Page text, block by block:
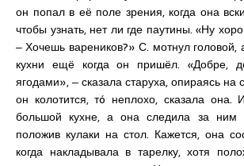
он попал в её поле зрения, когда она
чтобы узнать, нет ли где паутины. «Ну
‒ Хочешь вареников?» С. мотнул головой,
кухни ещё когда он пришёл. «Добре,
ягодами», ‒ сказала старуха, опираясь на
он колотится, тó неплохо, сказала
большой кухне, а она следила за ним
положив кулаки на стол. Кажется, она
когда накладывала в тарелку, хотя